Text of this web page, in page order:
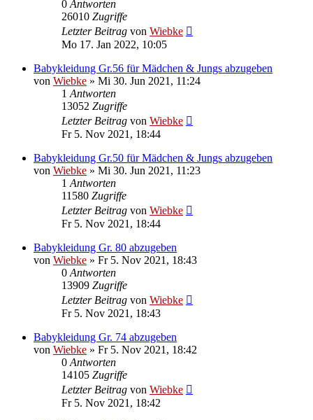
0Antworten
26010 Zugriffe
Letzter Beitrag von Wiebke
Mo 17. Jan 2022, 10:05
Babykleidung Gr.56 für Mädchen & Jungs abzugeben
von Wiebke » Mi 30. Jun 2021, 11:24
1Antworten
13052 Zugriffe
Letzter Beitrag von Wiebke
Fr 5. Nov 2021, 18:44
Babykleidung Gr.50 für Mädchen & Jungs abzugeben
von Wiebke » Mi 30. Jun 2021, 11:23
1Antworten
11580 Zugriffe
Letzter Beitrag von Wiebke
Fr 5. Nov 2021, 18:44
Babykleidung Gr. 80 abzugeben
von Wiebke » Fr 5. Nov 2021, 18:43
0Antworten
13909 Zugriffe
Letzter Beitrag von Wiebke
Fr 5. Nov 2021, 18:43
Babykleidung Gr. 74 abzugeben
von Wiebke » Fr 5. Nov 2021, 18:42
0Antworten
14105 Zugriffe
Letzter Beitrag von Wiebke
Fr 5. Nov 2021, 18:42